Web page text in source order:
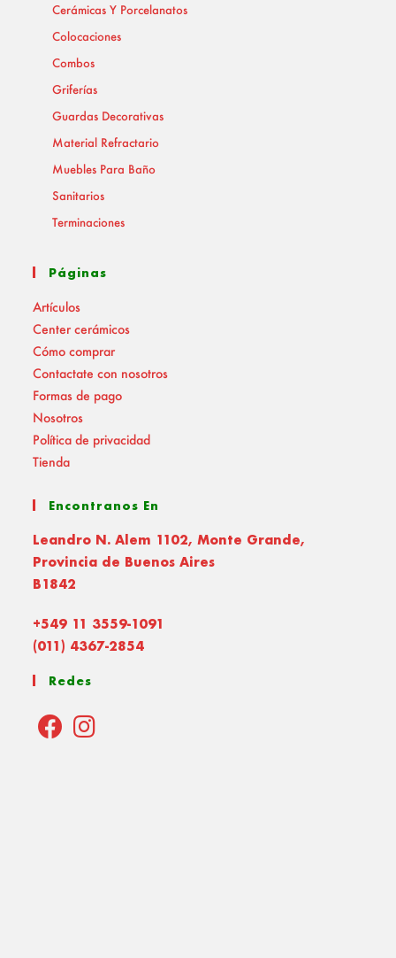
Cerámicas Y Porcelanatos
Colocaciones
Combos
Griferías
Guardas Decorativas
Material Refractario
Muebles Para Baño
Sanitarios
Terminaciones
Páginas
Artículos
Center cerámicos
Cómo comprar
Contactate con nosotros
Formas de pago
Nosotros
Política de privacidad
Tienda
Encontranos En
Leandro N. Alem 1102, Monte Grande,
Provincia de Buenos Aires
B1842
+549 11 3559-1091
(011) 4367-2854
Redes